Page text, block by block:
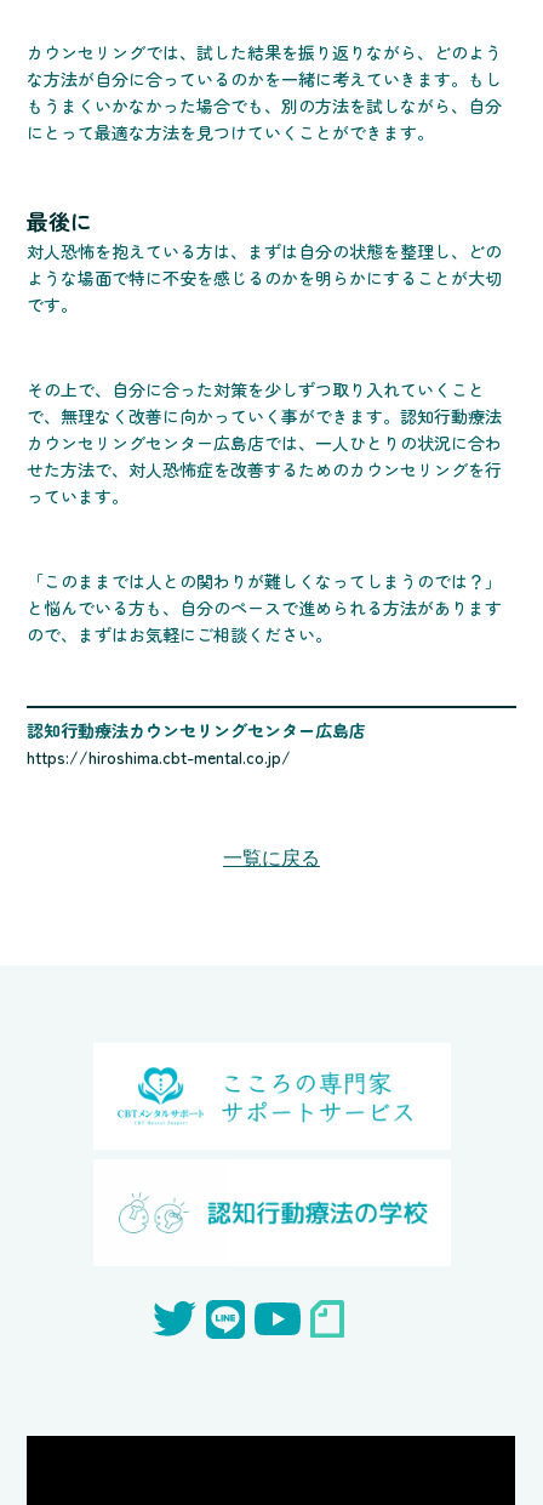
カウンセリングでは、試した結果を振り返りながら、どのよう
な方法が自分に合っているのかを一緒に考えていきます。もし
もうまくいかなかった場合でも、別の方法を試しながら、自分
にとって最適な方法を見つけていくことができます。
最後に
対人恐怖を抱えている方は、まずは自分の状態を整理し、どの
ような場面で特に不安を感じるのかを明らかにすることが大切
です。
その上で、自分に合った対策を少しずつ取り入れていくこと
で、無理なく改善に向かっていく事ができます。認知行動療法
カウンセリングセンター広島店では、一人ひとりの状況に合わ
せた方法で、対人恐怖症を改善するためのカウンセリングを行
っています。
「このままでは人との関わりが難しくなってしまうのでは？」
と悩んでいる方も、自分のペースで進められる方法があります
ので、まずはお気軽にご相談ください。
認知行動療法カウンセリングセンター広島店
https://hiroshima.cbt-mental.co.jp/
一覧に戻る